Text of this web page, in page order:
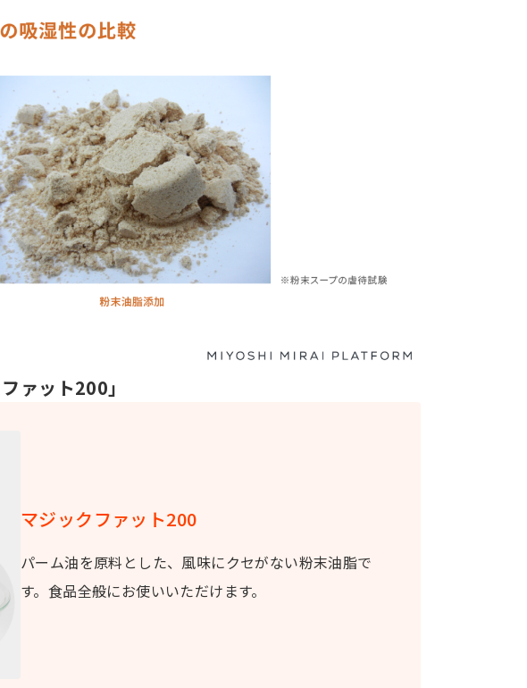
ァット200」
マジックファット200
パーム油を原料とした、風味にクセがない粉末油脂で
す。食品全般にお使いいただけます。